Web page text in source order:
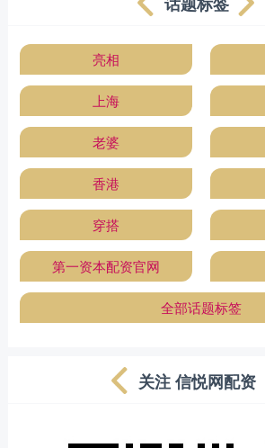
亮相
上海
老婆
香港
穿搭
第一资本配资官网
全部话题标签
关注 信悦网配资